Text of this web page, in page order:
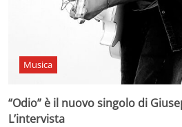
Musica
“Odio” è il nuovo singolo di
L’intervista